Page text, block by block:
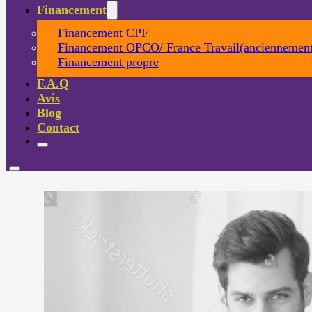
Financement
Financement CPF
Financement OPCO/ France
Financement propre
F.A.Q
Avis
Blog
Contact